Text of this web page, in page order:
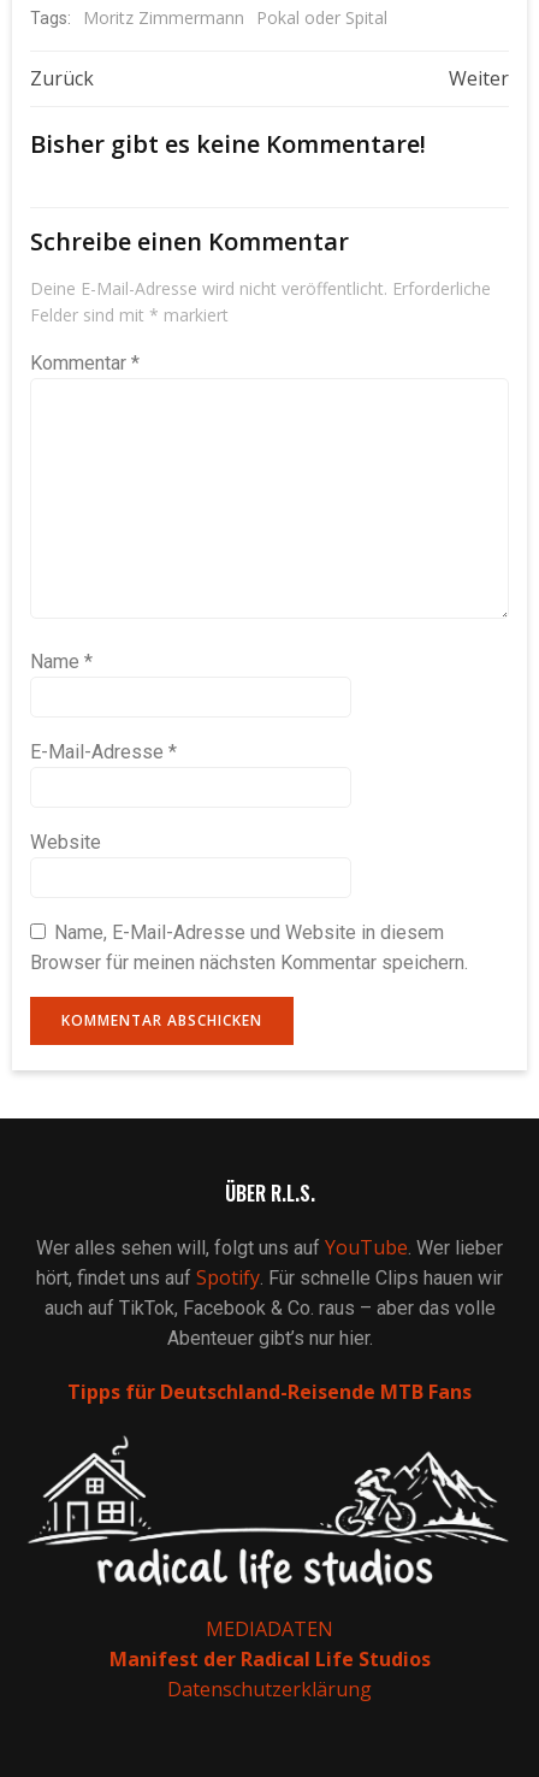
Tags: Moritz Zimmermann Pokal oder Spital
Beitragsnavigation
Zurück Weiter
Bisher gibt es keine Kommentare!
Schreibe einen Kommentar
Deine E-Mail-Adresse wird nicht veröffentlicht. Erforderliche
Felder sind mit * markiert
Kommentar *
Name *
E-Mail-Adresse *
Website
Name, E-Mail-Adresse und Website in diesem
Browser für meinen nächsten Kommentar speichern.
ÜBER R.L.S.
Wer alles sehen will, folgt uns auf YouTube. Wer lieber
hört, findet uns auf Spotify. Für schnelle Clips hauen wir
auch auf TikTok, Facebook & Co. raus – aber das volle
Abenteuer gibt’s nur hier.
Tipps für Deutschland-Reisende MTB Fans
MEDIADATEN
Manifest der Radical Life Studios
Datenschutzerklärung